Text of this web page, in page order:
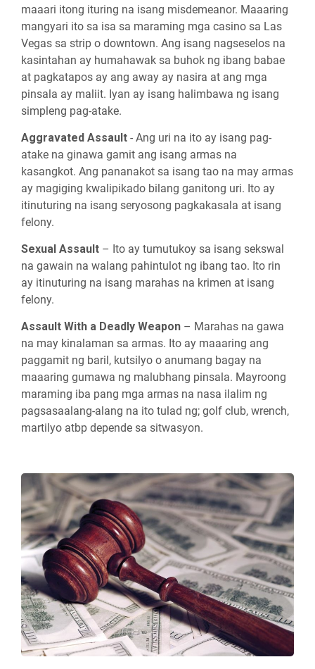
maaari itong ituring na isang misdemeanor. Maaaring
mangyari ito sa isa sa maraming mga casino sa Las
Vegas sa strip o downtown. Ang isang nagseselos na
kasintahan ay humahawak sa buhok ng ibang babae
at pagkatapos ay ang away ay nasira at ang mga
pinsala ay maliit. Iyan ay isang halimbawa ng isang
simpleng pag-atake.
Aggravated Assault - Ang uri na ito ay isang pag-
atake na ginawa gamit ang isang armas na
kasangkot. Ang pananakot sa isang tao na may armas
ay magiging kwalipikado bilang ganitong uri. Ito ay
itinuturing na isang seryosong pagkakasala at isang
felony.
Sexual Assault – Ito ay tumutukoy sa isang sekswal
na gawain na walang pahintulot ng ibang tao. Ito rin
ay itinuturing na isang marahas na krimen at isang
felony.
Assault With a Deadly Weapon – Marahas na gawa
na may kinalaman sa armas. Ito ay maaaring ang
paggamit ng baril, kutsilyo o anumang bagay na
maaaring gumawa ng malubhang pinsala. Mayroong
maraming iba pang mga armas na nasa ilalim ng
pagsasaalang-alang na ito tulad ng; golf club, wrench,
martilyo atbp depende sa sitwasyon.